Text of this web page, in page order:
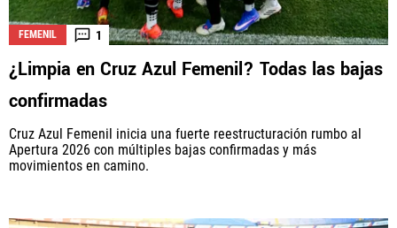
La aceptación de una de las ofertas presentadas en esta página
puede dar lugar a un pago a
cómo y dónde aparecen los operadores de juego en la página y en el
orden en que aparecen, pero no influye en nuestras evaluaciones.
FEMENIL 1
¿Limpia en Cruz Azul Femenil? Todas las bajas
confirmadas
Cruz Azul Femenil inicia una fuerte reestructuración rumbo al
Apertura 2026 con múltiples bajas confirmadas y más
movimientos en camino.